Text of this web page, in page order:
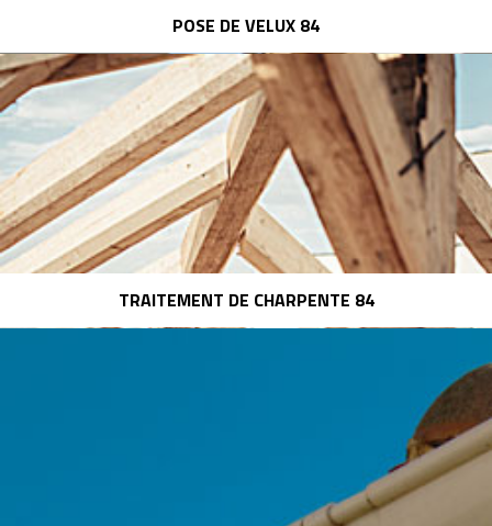
POSE DE VELUX 84
TRAITEMENT DE CHARPENTE 84